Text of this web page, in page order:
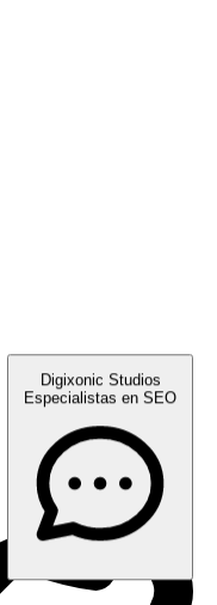
Digixonic Studios
Especialistas en SEO